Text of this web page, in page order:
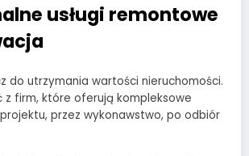
usługi remontowe
do utrzymania wartości nieruchomości.
z firm, które oferują kompleksowe
przez wykonawstwo, po odbiór